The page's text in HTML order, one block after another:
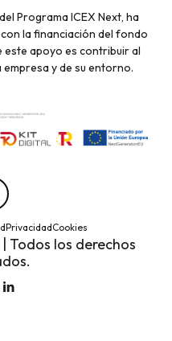
Programa ICEX Next, ha
la financiación del fondo
este apoyo es contribuir al
y de su entorno.
PrivacidadCookies
Todos los derechos